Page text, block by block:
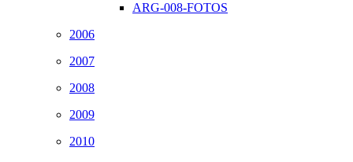
ARG-008-FOTOS
2006
2007
2008
2009
2010